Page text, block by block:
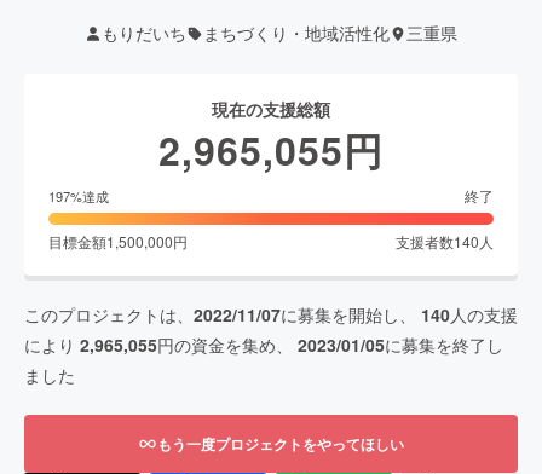
もりだいち まちづくり・地域活性化 三重県
現在の支援総額
2,965,055円
197%達成 終了
目標金額1,500,000円 支援者数140人
このプロジェクトは、 2022/11/07に募集を開始し、 140人の支援
により 2,965,055円の資金を集め、 2023/01/05に募集を終了し
ました
もう一度プロジェクトをやってほしい